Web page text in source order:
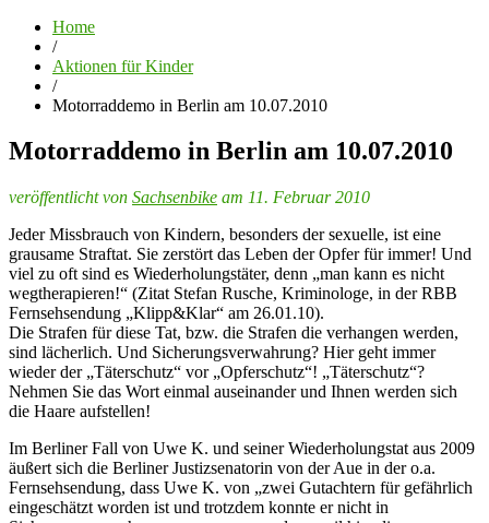
Home
/
Aktionen für Kinder
/
Motorraddemo in Berlin am 10.07.2010
Motorraddemo in Berlin am 10.07.2010
veröffentlicht von Sachsenbike am 11. Februar 2010
Jeder Missbrauch von Kindern, besonders der sexuelle, ist eine
grausame Straftat. Sie zerstört das Leben der Opfer für immer! Und
viel zu oft sind es Wiederholungstäter, denn „man kann es nicht
wegtherapieren!“ (Zitat Stefan Rusche, Kriminologe, in der RBB
Fernsehsendung „Klipp&Klar“ am 26.01.10).
Die Strafen für diese Tat, bzw. die Strafen die verhangen werden,
sind lächerlich. Und Sicherungsverwahrung? Hier geht immer
wieder der „Täterschutz“ vor „Opferschutz“! „Täterschutz“?
Nehmen Sie das Wort einmal auseinander und Ihnen werden sich
die Haare aufstellen!
Im Berliner Fall von Uwe K. und seiner Wiederholungstat aus 2009
äußert sich die Berliner Justizsenatorin von der Aue in der o.a.
Fernsehsendung, dass Uwe K. von „zwei Gutachtern für gefährlich
eingeschätzt worden ist und trotzdem konnte er nicht in